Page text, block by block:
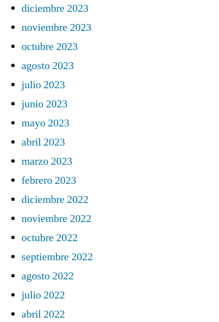
diciembre 2023
noviembre 2023
octubre 2023
agosto 2023
julio 2023
junio 2023
mayo 2023
abril 2023
marzo 2023
febrero 2023
diciembre 2022
noviembre 2022
octubre 2022
septiembre 2022
agosto 2022
julio 2022
abril 2022